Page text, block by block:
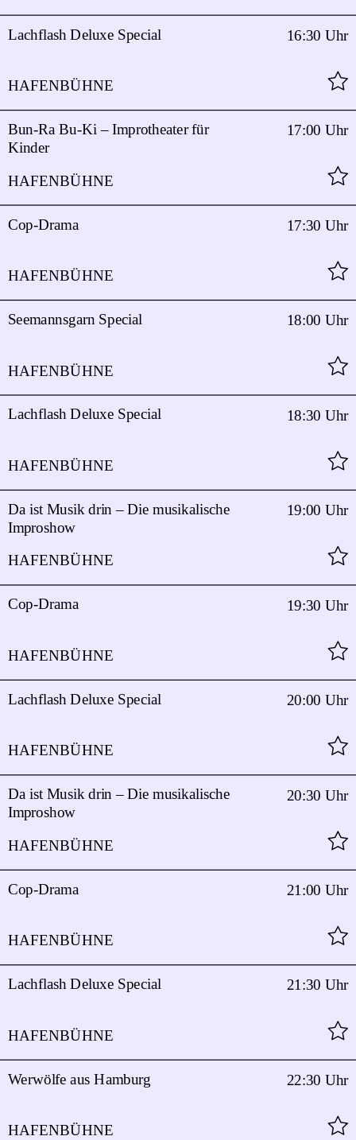
HAFENBÜHNE
16:30 Uhr
Lachflash Deluxe Special
HAFENBÜHNE
17:00 Uhr
Bun-Ra Bu-Ki – Improtheater für
Kinder
HAFENBÜHNE
17:30 Uhr
Cop-Drama
HAFENBÜHNE
18:00 Uhr
Seemannsgarn Special
HAFENBÜHNE
18:30 Uhr
Lachflash Deluxe Special
HAFENBÜHNE
19:00 Uhr
Da ist Musik drin – Die musikalische
Improshow
HAFENBÜHNE
19:30 Uhr
Cop-Drama
HAFENBÜHNE
20:00 Uhr
Lachflash Deluxe Special
HAFENBÜHNE
20:30 Uhr
Da ist Musik drin – Die musikalische
Improshow
HAFENBÜHNE
21:00 Uhr
Cop-Drama
HAFENBÜHNE
21:30 Uhr
Lachflash Deluxe Special
HAFENBÜHNE
22:30 Uhr
Werwölfe aus Hamburg